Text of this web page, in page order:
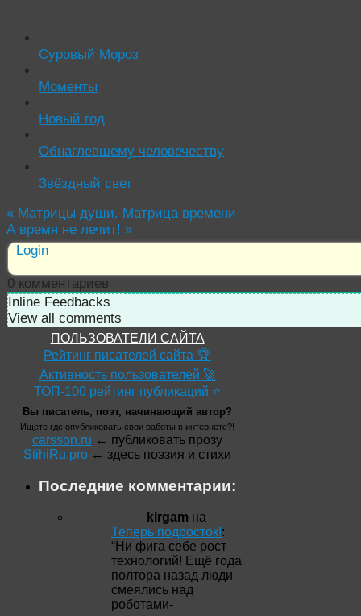
Суровый Мороз
Моменты
Новый год
Обнаглевшему человечеству
Звёздный свет
« Матрицы души. Матрица времени
А время не лечит! »
Login
0 комментариев
Inline Feedbacks
View all comments
ПОЛЬЗОВАТЕЛИ САЙТА
Рейтинг писателей сайта 🏆
Активность пользователей 🚀
ТОП-100 рейтинг публикаций ⭐
Вы писатель, поэт, начинающий автор?
Ищете где опубликовать свои работы в интернете?!
carsson.ru ← публиковать прозу
StihiRu.pro ← здесь поэзия и стихи
Последние комментарии:
kirgam на
Теперь подросток!:
“Ни фига себе рост
технологий! Ещё года
полтора назад люди
смеялись над
роботами-